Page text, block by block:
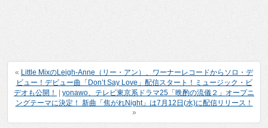
« Little MixのLeigh-Anne（リー・アン）、ワーナーレコードからソロ・デ
ビュー！デビュー曲「Don’t Say Love」配信スタート！ミュージック・ビ
デオも公開！
yonawo、テレビ東京系ドラマ25「晩酌の流儀２」オープニ
ングテーマに決定！ 新曲「焦がれNight」は7月12日(水)に配信リリース！
»